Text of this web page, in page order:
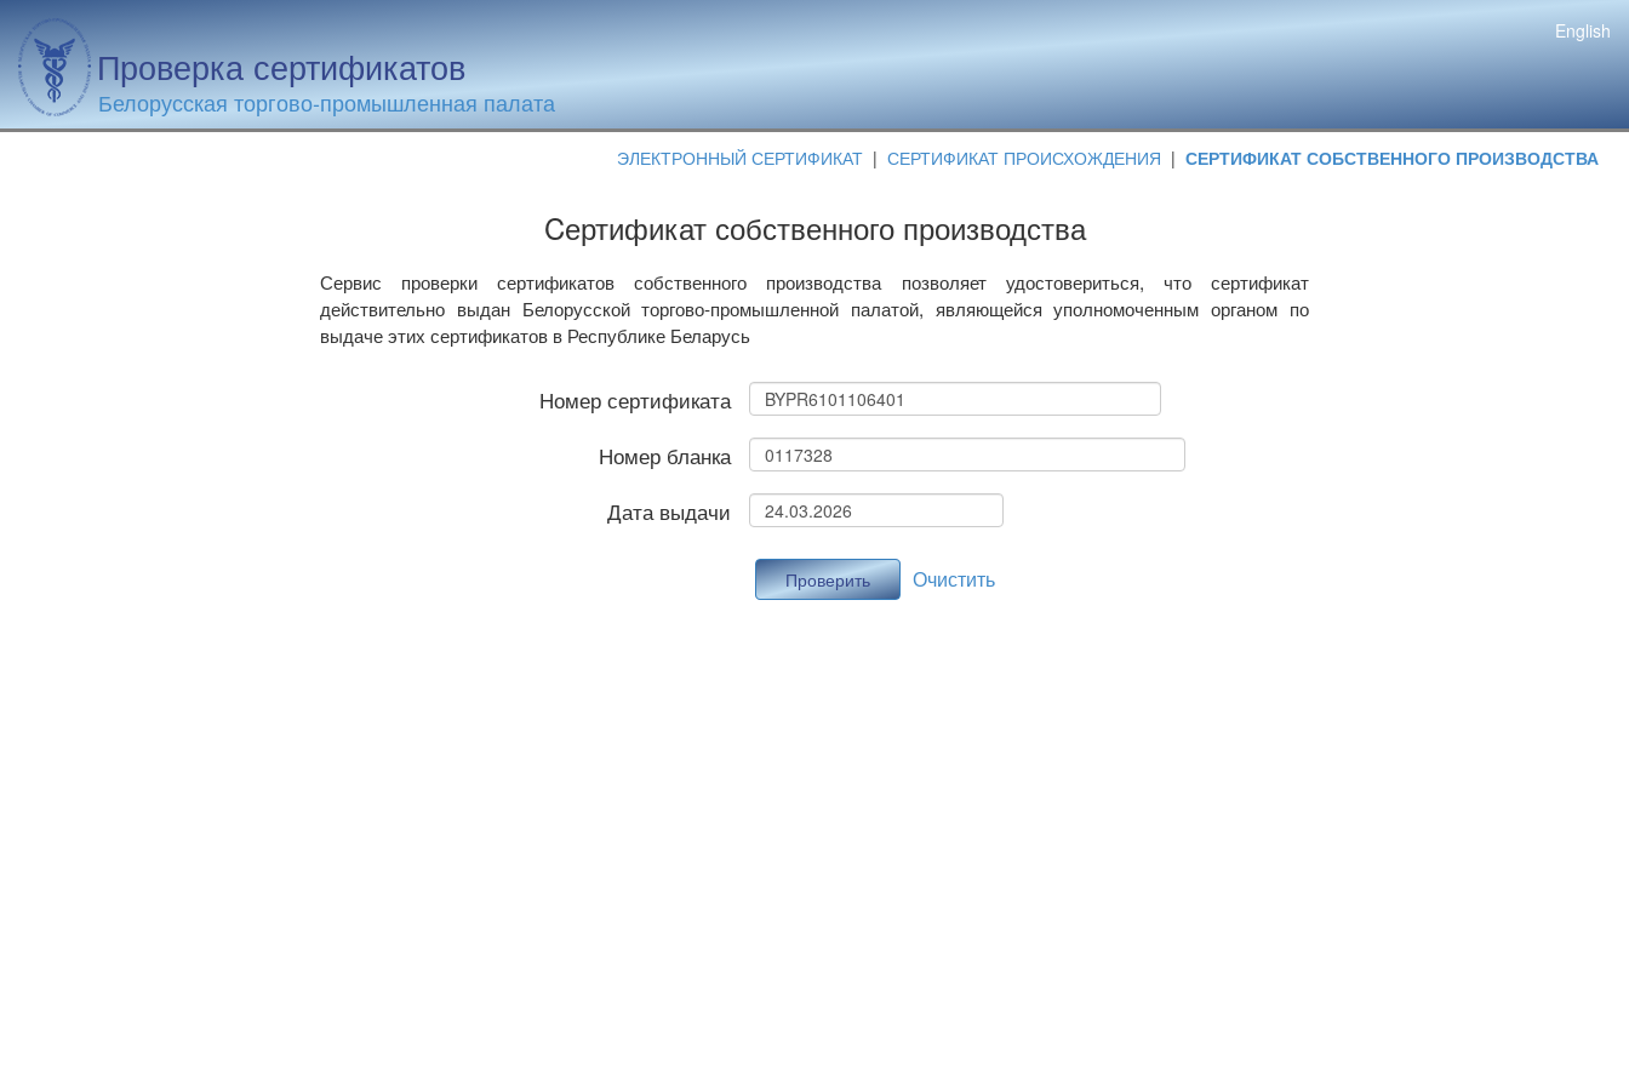
Проверка сертификатов
Белорусская торгово-промышленная палата
English
ЭЛЕКТРОННЫЙ СЕРТИФИКАТ | СЕРТИФИКАТ ПРОИСХОЖДЕНИЯ | СЕРТИФИКАТ СОБСТВЕННОГО ПРОИЗВОДСТВА
Cертификат собственного производства
Сервис проверки сертификатов собственного производства позволяет удостовериться, что сертификат
действительно выдан Белорусской торгово-промышленной палатой, являющейся уполномоченным органом по
выдаче этих сертификатов в Республике Беларусь
Номер сертификата
Номер бланка
Дата выдачи
Проверить Очистить